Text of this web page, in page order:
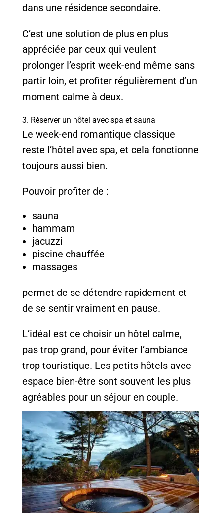
dans une résidence secondaire.
C’est une solution de plus en plus
appréciée par ceux qui veulent
prolonger l’esprit week-end même sans
partir loin, et profiter régulièrement d’un
moment calme à deux.
3. Réserver un hôtel avec spa et sauna
Le week-end romantique classique
reste l’hôtel avec spa, et cela fonctionne
toujours aussi bien.
Pouvoir profiter de :
sauna
hammam
jacuzzi
piscine chauffée
massages
permet de se détendre rapidement et
de se sentir vraiment en pause.
L’idéal est de choisir un hôtel calme,
pas trop grand, pour éviter l’ambiance
trop touristique. Les petits hôtels avec
espace bien-être sont souvent les plus
agréables pour un séjour en couple.